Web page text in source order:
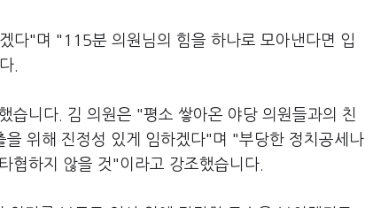
다"며 "115분 의원님의 힘을 하나로 모아낸다면 입
.
습니다. 김 의원은 "평소 쌓아온 야당 의원들과의 친
위해 진정성 있게 임하겠다"며 "부당한 정치공세나
협하지 않을 것"이라고 강조했습니다.